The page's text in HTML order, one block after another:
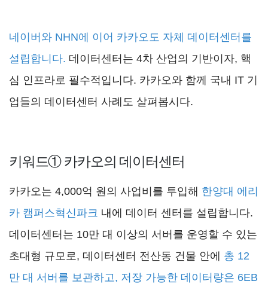
네이버와 NHN에 이어 카카오도 자체 데이터센터를
설립합니다. 데이터센터는 4차 산업의 기반이자, 핵
심 인프라로 필수적입니다. 카카오와 함께 국내 IT 기
업들의 데이터센터 사례도 살펴봅시다.
키워드① 카카오의 데이터센터
카카오는 4,000억 원의 사업비를 투입해 한양대 에리
카 캠퍼스혁신파크 내에 데이터 센터를 설립합니다.
데이터센터는 10만 대 이상의 서버를 운영할 수 있는
초대형 규모로, 데이터센터 전산동 건물 안에 총 12
만 대 서버를 보관하고, 저장 가능한 데이터량은 6EB